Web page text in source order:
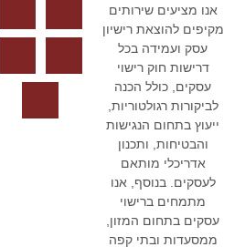
אנו מציעים שירותים
מקיפים להוצאת רישיון
עסק ועמידה בכל
דרישות חוק רישוי
עסקים, כולל הכנה
לביקורות רגולטוריות,
ייעוץ בתחום הנגישות
והבטיחות, ותכנון
אדריכלי מותאם
לעסקים. בנוסף, אנו
מתמחים ברישוי
עסקים בתחום המזון,
ממסעדות ובתי קפה